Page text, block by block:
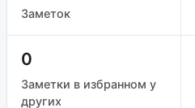
Заметок
0
Заметки в избранном у
других